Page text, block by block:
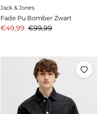
Jack & Jones
Fade Pu Bomber Zwart
Aanbiedingsprijs
€49,99 Prijs
€99,99